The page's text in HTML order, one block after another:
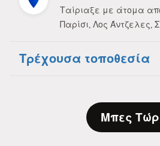
Ταίριαξε με άτομα
Παρίσι, Λος Άντζελες,
Τρέχουσα τοποθεσία
Μπες